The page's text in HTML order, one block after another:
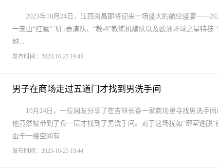
2023年10月24日，江西南昌即将迎来一场盛大的航空盛宴
一支由“红鹰”飞行表演队、“教-8”教练机编队以及欧洲环球之星特
越...
发布时间：2023-10-25 19:45
男子在商场走过五道门才找到男洗手间
10月24日，一位网友分享了在吉林长春一家商场里寻找男洗手
他竟然被带到了负一层才找到了男洗手间。对于这场犹如“密室逃
由于一楼空间有...
发布时间：2023-10-25 19:44